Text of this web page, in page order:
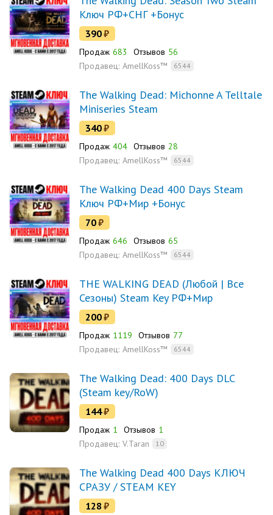
Ключ РФ+СНГ +Бонус
390₽
Продаж 683 Отзывов 56
Продавец: AmellKoss™ 6544
The Walking Dead: Michonne A Telltale
Miniseries Steam
340₽
Продаж 404 Отзывов 28
Продавец: AmellKoss™ 6544
The Walking Dead 400 Days Steam
Ключ РФ+Мир +Бонус
70₽
Продаж 646 Отзывов 65
Продавец: AmellKoss™ 6544
THE WALKING DEAD (Любой | Все
Сезоны) Steam Key РФ+Мир
200₽
Продаж 1119 Отзывов 77
Продавец: AmellKoss™ 6544
The Walking Dead: 400 Days DLC
(Steam key/RoW)
144₽
Продаж 1 Отзывов 1
Продавец: V.Taran 10
The Walking Dead 400 Days КЛЮЧ
СРАЗУ / STEAM KEY
128 ₽